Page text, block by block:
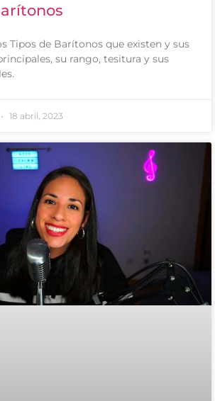
Tipos de Barítonos que existen y sus
su rango, tesitura y sus
18 abril, 2023